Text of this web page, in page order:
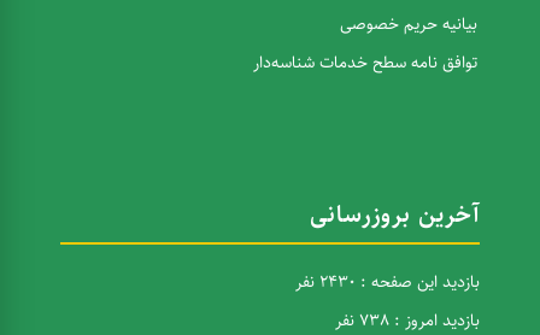
بیانیه حریم خصوصی
توافق نامه سطح خدمات شناسه‌دار
آخرین بروزرسانی
بازدید این صفحه : 2430 نفر
بازدید امروز : 738 نفر